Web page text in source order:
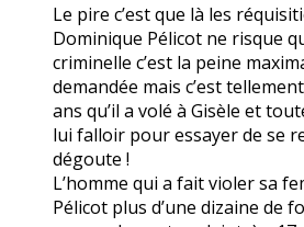
Le pire c’est que là les
Dominique Pélicot ne risque
criminelle c’est la peine
demandée mais c’est
ans qu’il a volé à Gisèle et
lui falloir pour essayer de se
dégoute !
L’homme qui a fait violer sa
Pélicot plus d’une dizaine de